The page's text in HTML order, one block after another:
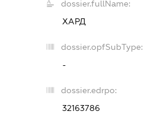
dossier.fullName:
ХАРД
dossier.opfSubType:
-
dossier.edrpo:
32163786